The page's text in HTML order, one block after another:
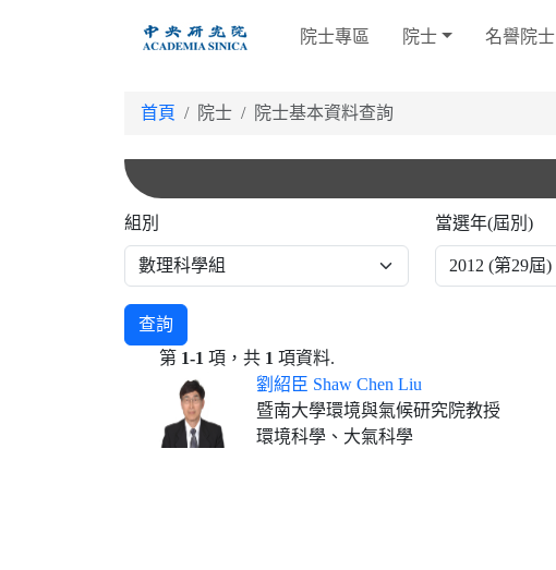
院士專區 院士 名譽院士
首頁 院士 院士基本資料查詢
組別 當選年(屆別)
查詢
第 1-1 項，共 1 項資料.
劉紹臣 Shaw Chen Liu
暨南大學環境與氣候研究院教授
環境科學、大氣科學